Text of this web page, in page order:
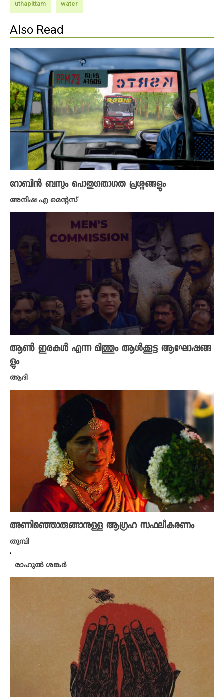
uthapittam water
Also Read
റോബിൻ ബസും പൊതുഗതാഗത പ്രശ്നങ്ങളും
അനിഷ എ മെന്റസ്
ആൺ ഇരകൾ എന്ന മിത്തും ആൾക്കൂട്ട ആഘോഷങ്ങ
ളും
ആദി
അണിഞ്ഞൊരുങ്ങാനുള്ള ആഗ്രഹ സഫലീകരണം
തുമ്പി
,
രാഹുൽ ശങ്കർ